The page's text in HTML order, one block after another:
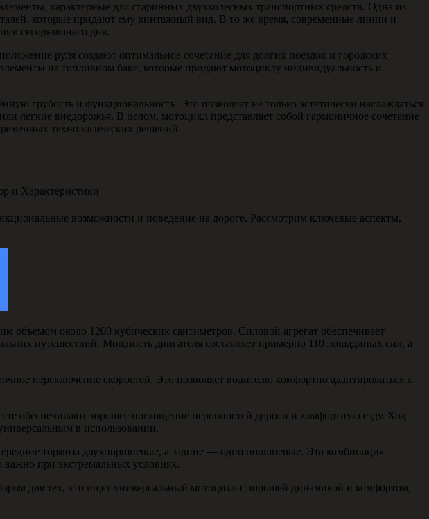
характерные для старинных двухколесных транспортных средств. Одна из
которые придают ему винтажный вид. В то же время, современные линии и
сегодняшнего дня.
руля создают оптимальное сочетание для долгих поездок и городских
на топливном баке, которые придают мотоциклу индивидуальность и
грубость и функциональность. Это позволяет не только эстетически наслаждаться
легкие внедорожья. В целом, мотоцикл представляет собой гармоничное сочетание
технологических решений.
возможности и поведение на дороге. Рассмотрим ключевые аспекты,
около 1200 кубических сантиметров. Силовой агрегат обеспечивает
путешествий. Мощность двигателя составляет примерно 110 лошадиных сил, а
переключение скоростей. Это позволяет водителю комфортно адаптироваться к
обеспечивают хорошее поглощение неровностей дороги и комфортную езду. Ход
в использовании.
тормоза двухпоршневые, а задние — одно поршневые. Эта комбинация
важно при экстремальных условиях.
для тех, кто ищет универсальный мотоцикл с хорошей динамикой и комфортом,